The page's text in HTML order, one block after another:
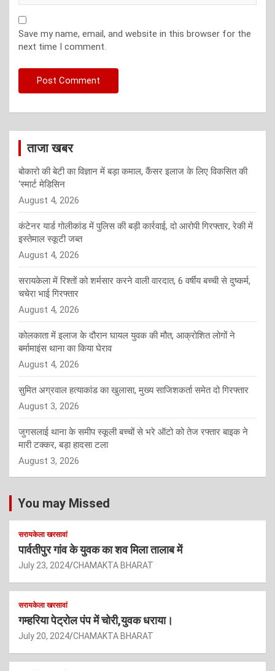
Save my name, email, and website in this browser for the
next time I comment.
ताजा खबर
बोकारो की बेटी का विज्ञान में बड़ा कमाल, कैंसर इलाज के लिए विकसित की
‘स्मार्ट मेडिसिन
August 4, 2026
कंटेनर यार्ड गोलीकांड में पुलिस की बड़ी कार्रवाई, दो आरोपी गिरफ्तार, रेकी में
इस्तेमाल स्कूटी जब्त
August 4, 2026
सरायकेला में रिश्तों को शर्मसार करने वाली वारदात, 6 वर्षीय बच्ची से दुष्कर्म,
चचेरा भाई गिरफ्तार
August 4, 2026
कोलकाता में इलाज के दौरान घायल युवक की मौत, आक्रोशित लोगों ने
बर्मामाइंस थाना का किया घेराव
August 4, 2026
सुमित अग्रवाल हत्याकांड का खुलासा, मुख्य साजिशकर्ता समेत दो गिरफ्तार
August 3, 2026
जुगसलाई थाना के समीप स्कूली बच्चों से भरे ऑटो को तेज रफ्तार बाइक ने
मारी टक्कर, बड़ा हादसा टला
August 3, 2026
You may Missed
सरायकेला खरसावां
पार्वतीपुर गांव के युवक का शव मिला तालाब में
July 23, 2024 CHAMAKTA BHARAT
सरायकेला खरसावां
गम्हरिया पेट्रोल पंप में चोरी,युवक धराया।
July 20, 2024 CHAMAKTA BHARAT